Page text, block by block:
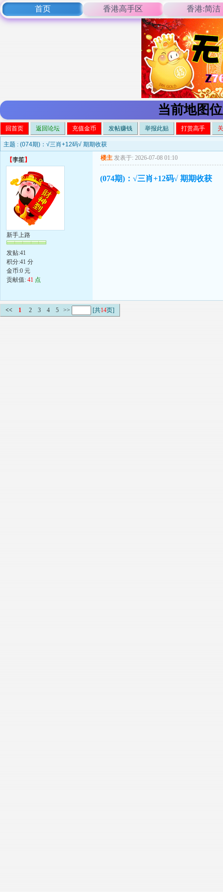
首页 香港高手区 香港:简洁
当前地图
回首页 返回论坛 充值金币 发帖赚钱 举报此贴 打赏高手
主题 : (074期)：√三肖+12码√ 期期收获
【李笙】
新手上路
发贴:41
积分:41 分
金币:0 元
贡献值: 41 点
楼主 发表于: 2026-07-08 01:10
(074期)：√三肖+12码√ 期期收获
<< 1 2 3 4 5 >> [共14页]